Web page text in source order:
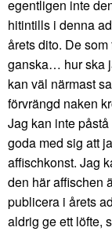
egentligen inte
hitintills i denna
årets dito. De
ganska… hur ska
kan väl närmast
förvrängd naken
Jag kan inte
goda med sig att
affischkonst. Jag
den här affischen
publicera i årets
aldrig ge ett löfte,